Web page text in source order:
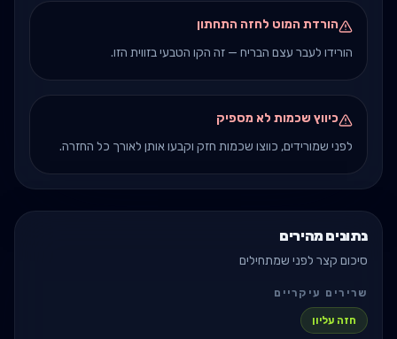
הורדת המוט לחזה התחתון
הורידו לעבר עצם הבריח — זה הקו הטבעי בזווית הזו.
כיווץ שכמות לא מספיק
לפני שמורידים, כווצו שכמות חזק וקבעו אותן לאורך כל החזרה.
נתונים מהירים
סיכום קצר לפני שמתחילים
שרירים עיקריים
חזה עליון